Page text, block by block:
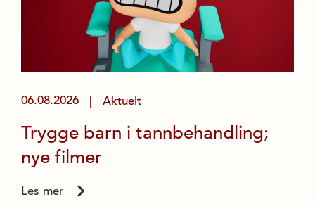
06.08.2026 | Aktuelt
Trygge barn i tannbehandling;
nye filmer
Les mer